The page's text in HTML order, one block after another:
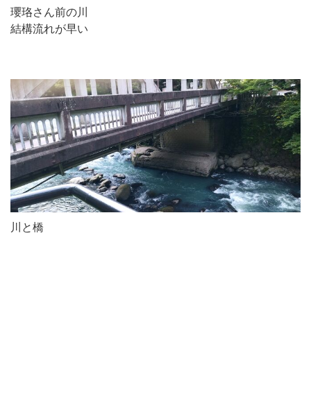
瓔珞さん前の川
結構流れが早い
川と橋